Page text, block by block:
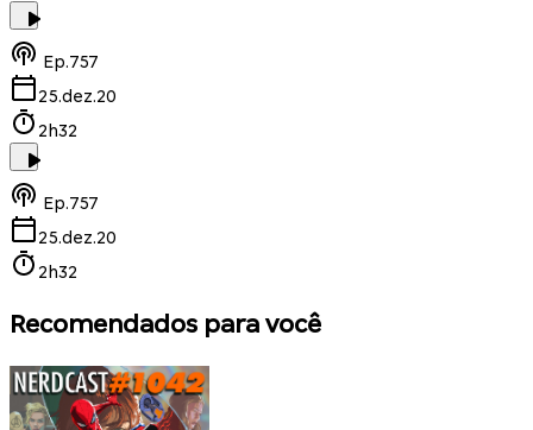
Ep.757
25.dez.20
2h32
Ep.757
25.dez.20
2h32
Recomendados para você